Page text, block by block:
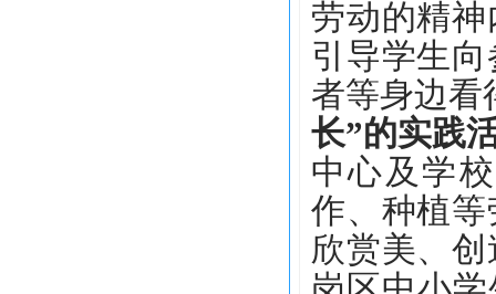
劳动的精
引导学生
者等身边看
长”的实践
中心及 学
作、种植
欣赏美、